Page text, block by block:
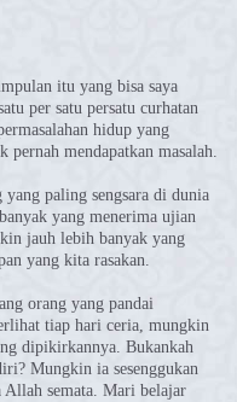
itu yang bisa saya
per satu persatu curhatan
hidup yang
pernah mendapatkan masalah.
paling sengsara di dunia
yang menerima ujian
jauh lebih banyak yang
yang kita rasakan.
orang yang pandai
tiap hari ceria, mungkin
dipikirkannya. Bukankah
Mungkin ia sesenggukan
Allah semata. Mari belajar